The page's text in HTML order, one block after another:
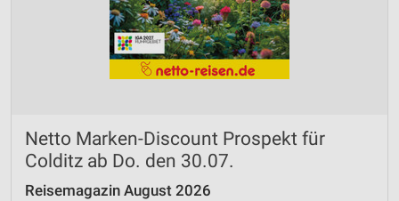
Netto Marken-Discount Prospekt für
Colditz ab Do. den 30.07.
Reisemagazin August 2026